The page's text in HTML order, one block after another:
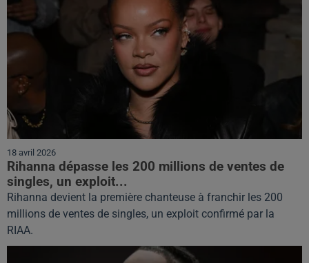
18 avril 2026
Rihanna dépasse les 200 millions de ventes de
singles, un exploit...
Rihanna devient la première chanteuse à franchir les 200
millions de ventes de singles, un exploit confirmé par la
RIAA.